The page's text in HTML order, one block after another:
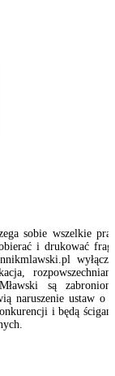
sobie wszelkie
i drukować
są
naruszenie ustaw o
i będą